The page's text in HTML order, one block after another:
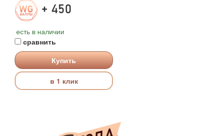
+ 450
есть в наличии
сравнить
Купить
в 1 клик